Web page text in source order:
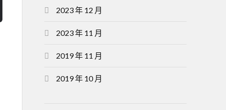
2023 年 12 月
2023 年 11 月
2019 年 11 月
2019 年 10 月